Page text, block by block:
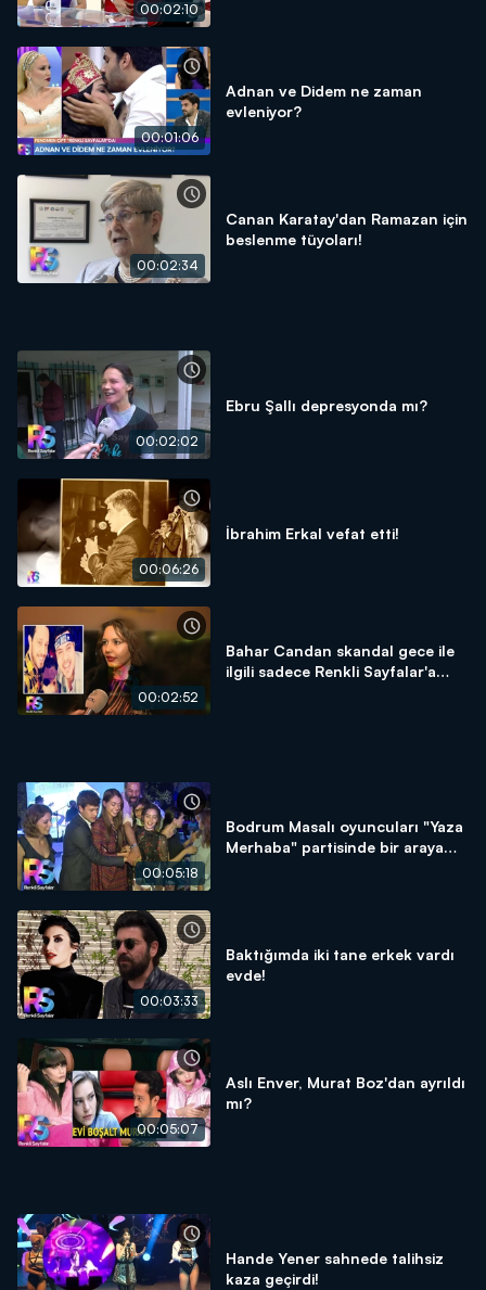
00:02:10
00:01:06
Adnan ve Didem ne zaman
evleniyor?
00:02:34
Canan Karatay'dan Ramazan için
beslenme tüyoları!
00:02:02
Ebru Şallı depresyonda mı?
00:06:26
İbrahim Erkal vefat etti!
00:02:52
Bahar Candan skandal gece ile
ilgili sadece Renkli Sayfalar'a
00:05:18
Bodrum Masalı oyuncuları "Yaza
Merhaba" partisinde bir araya
00:03:33
Baktığımda iki tane erkek vardı
evde!
00:05:07
Aslı Enver, Murat Boz'dan ayrıldı
mı?
Hande Yener sahnede talihsiz
kaza geçirdi!